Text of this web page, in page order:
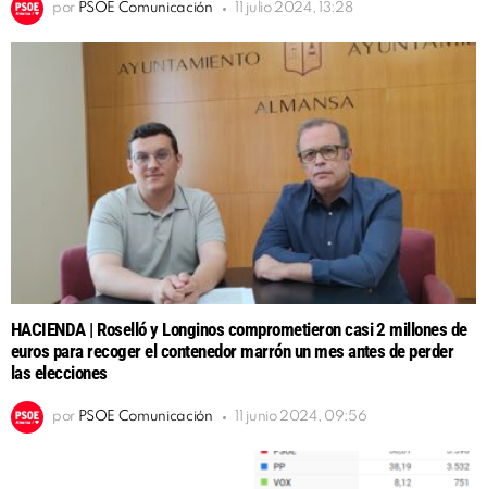
por PSOE Comunicación 11 julio 2024, 13:28
HACIENDA | Roselló y Longinos comprometieron casi 2 millones de
euros para recoger el contenedor marrón un mes antes de perder
las elecciones
por PSOE Comunicación 11 junio 2024, 09:56